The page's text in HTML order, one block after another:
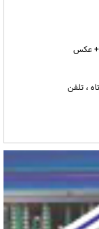
+ عکس
، تلفن